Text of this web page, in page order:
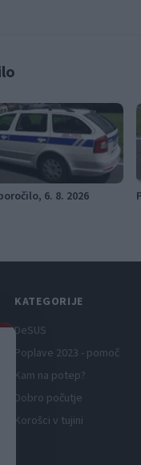
6. 8. 2026
KATEGORIJE
DeSUS
Poplave 2023 - pomoč
Kam na potep?
Dobro počutje
Korošci v tujini